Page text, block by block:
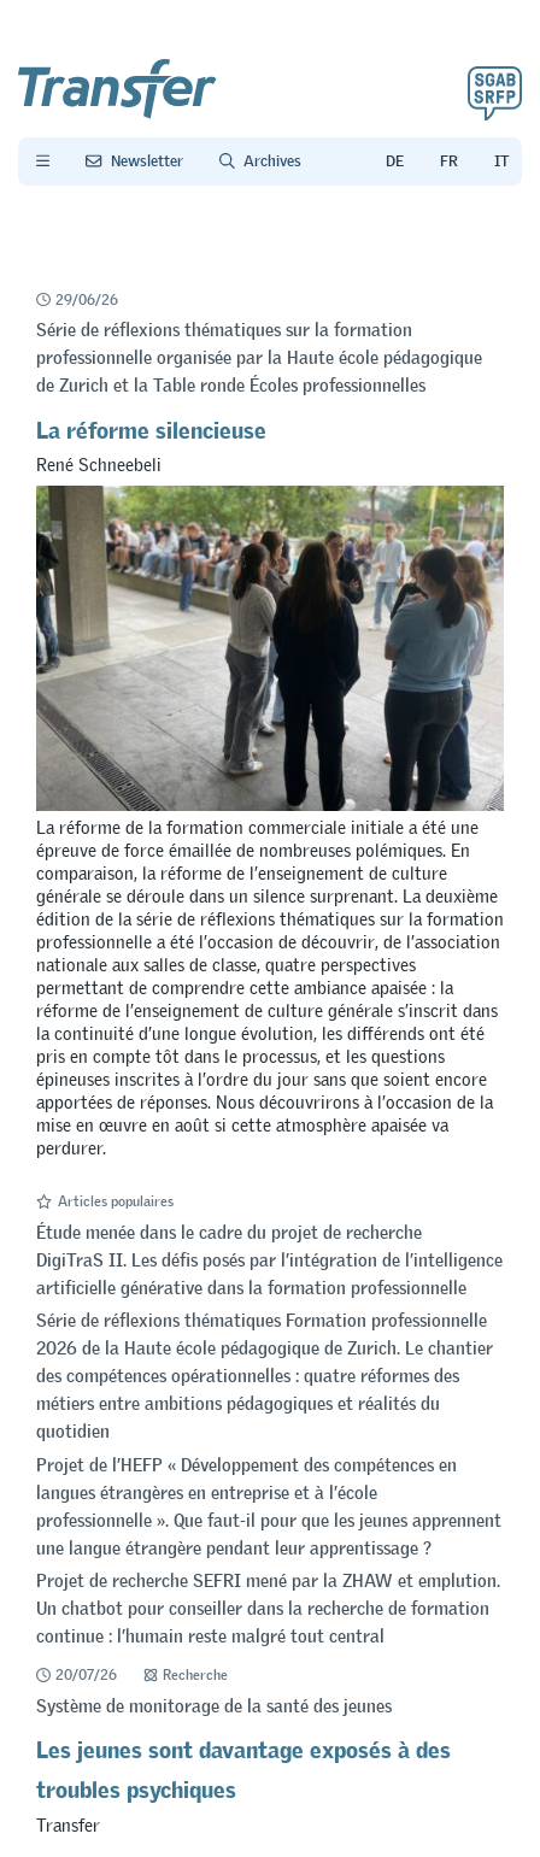
Newsletter Archives
29/06/26
Série de réflexions thématiques sur la formation
professionnelle organisée par la Haute école pédagogique
de Zurich et la Table ronde Écoles professionnelles
La réforme silencieuse
René Schneebeli
La réforme de la formation commerciale initiale a été une
épreuve de force émaillée de nombreuses polémiques. En
comparaison, la réforme de l’enseignement de culture
générale se déroule dans un silence surprenant. La deuxième
édition de la série de réflexions thématiques sur la formation
professionnelle a été l’occasion de découvrir, de l’association
nationale aux salles de classe, quatre perspectives
permettant de comprendre cette ambiance apaisée : la
réforme de l’enseignement de culture générale s’inscrit dans
la continuité d’une longue évolution, les différends ont été
pris en compte tôt dans le processus, et les questions
épineuses inscrites à l’ordre du jour sans que soient encore
apportées de réponses. Nous découvrirons à l’occasion de la
mise en œuvre en août si cette atmosphère apaisée va
perdurer.
Articles populaires
Étude menée dans le cadre du projet de recherche
DigiTraS II. Les défis posés par l’intégration de l’intelligence
artificielle générative dans la formation professionnelle
Série de réflexions thématiques Formation professionnelle
2026 de la Haute école pédagogique de Zurich. Le chantier
des compétences opérationnelles : quatre réformes des
métiers entre ambitions pédagogiques et réalités du
quotidien
Projet de l’HEFP « Développement des compétences en
langues étrangères en entreprise et à l’école
professionnelle ». Que faut-il pour que les jeunes apprennent
une langue étrangère pendant leur apprentissage ?
Projet de recherche SEFRI mené par la ZHAW et emplution.
Un chatbot pour conseiller dans la recherche de formation
continue : l’humain reste malgré tout central
20/07/26 Recherche
Système de monitorage de la santé des jeunes
Les jeunes sont davantage exposés à des
troubles psychiques
Transfer